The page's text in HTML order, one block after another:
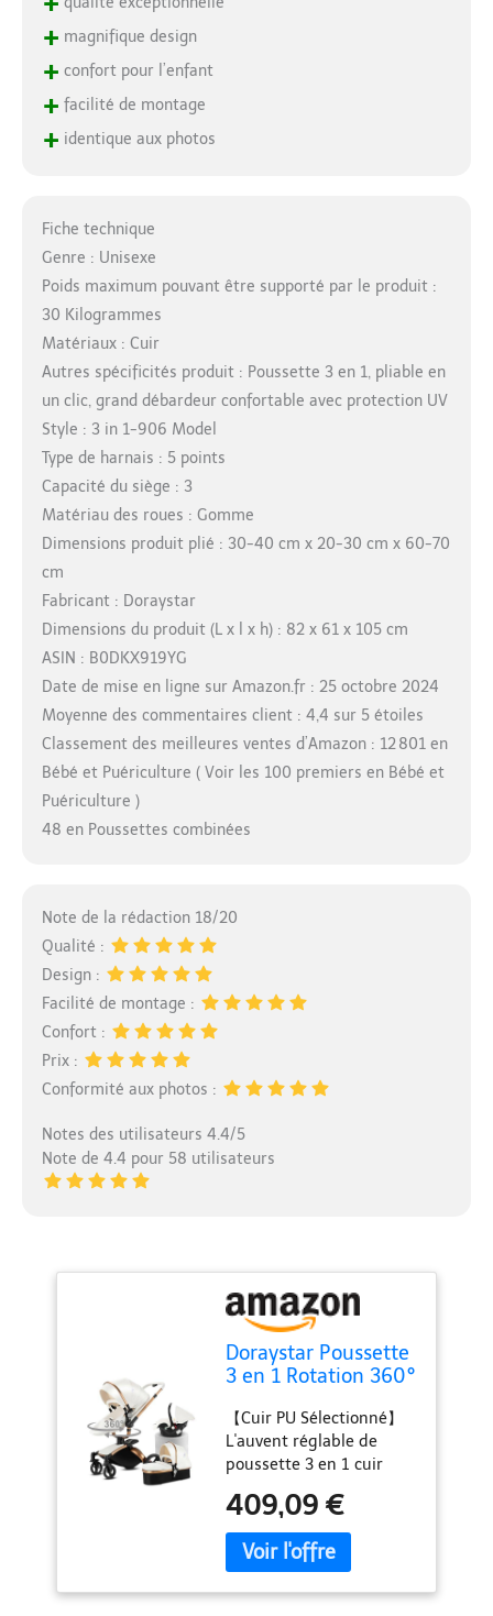
+ magnifique design
+ confort pour l’enfant
+ facilité de montage
+ identique aux photos
Fiche technique
Genre : Unisexe
Poids maximum pouvant être supporté par le produit :
30 Kilogrammes
Matériaux : Cuir
Autres spécificités produit : Poussette 3 en 1, pliable en
un clic, grand débardeur confortable avec protection UV
Style : 3 in 1-906 Model
Type de harnais : 5 points
Capacité du siège : 3
Matériau des roues : Gomme
Dimensions produit plié : 30-40 cm x 20-30 cm x 60-70
cm
Fabricant : Doraystar
Dimensions du produit (L x l x h) : 82 x 61 x 105 cm
ASIN : B0DKX919YG
Date de mise en ligne sur Amazon.fr : 25 octobre 2024
Moyenne des commentaires client : 4,4 sur 5 étoiles
Classement des meilleures ventes d’Amazon : 12 801 en
Bébé et Puériculture ( Voir les 100 premiers en Bébé et
Puériculture )
48 en Poussettes combinées
Note de la rédaction 18/20
Qualité :
Design :
Facilité de montage :
Confort :
Prix :
Conformité aux photos :
Notes des utilisateurs 4.4/5
Note de 4.4 pour 58 utilisateurs
Doraystar Poussette
3 en 1 Rotation 360°
Pliante en Un Clic,
Nacelle Confortable
Cadre Aluminium
(906 White)
【Cuir PU Sélectionné】
L'auvent réglable de
poussette 3 en 1 cuir
plusieurs angles pour
protéger votre bébé du
soleil, du vent et de la
matériau en cuir PU de
409,09 €